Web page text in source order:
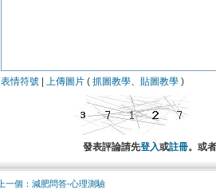
表情符號 上傳圖片 ( 抓圖教學、 貼圖教學 )
發表評論請先登入或註冊。或
上一個：減肥問答-心理測驗